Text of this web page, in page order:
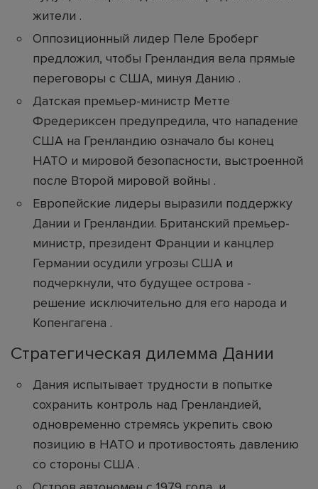
жители .
Оппозиционный лидер Пеле Броберг
предложил, чтобы Гренландия вела прямые
переговоры с США, минуя Данию .
Датская премьер-министр Метте
Фредериксен предупредила, что нападение
США на Гренландию означало бы конец
НАТО и мировой безопасности, выстроенной
после Второй мировой войны .
Европейские лидеры выразили поддержку
Дании и Гренландии. Британский премьер-
министр, президент Франции и канцлер
Германии осудили угрозы США и
подчеркнули, что будущее острова -
решение исключительно для его народа и
Копенгагена .
Стратегическая дилемма Дании
Дания испытывает трудности в попытке
сохранить контроль над Гренландией,
одновременно стремясь укрепить свою
позицию в НАТО и противостоять давлению
со стороны США .